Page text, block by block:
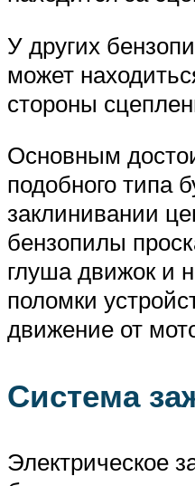
У других
может
стороны
Основным
подобного типа
заклинивании
бензопилы
глуша движок и
поломки
движение от
Система
Электрическое